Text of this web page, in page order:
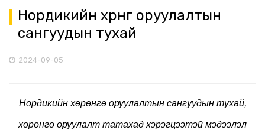
Нордикийн хөрөнгө оруулалтын
сангуудын тухай
2024-09-05
Нордикийн хөрөнгө оруулалтын сангуудын тухай,
хөрөнгө оруулалт татахад хэрэгцээтэй мэдээлэл